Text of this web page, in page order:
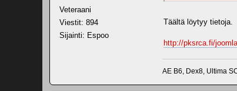
Veteraani
Viestit: 894
Sijainti: Espoo
Täältä löytyy tietoja.
http://pksrca.fi/
AE B6, Dex8, Ultima